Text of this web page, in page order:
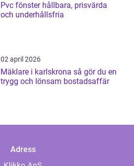
Pvc fönster hållbara, prisvärda
och underhållsfria
02 april 2026
Mäklare i karlskrona så gör du en
trygg och lönsam bostadsaffär
Adress